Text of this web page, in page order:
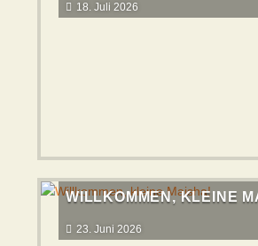
18. Juli 2026
WILLKOMMEN, KLEINE
23. Juni 2026